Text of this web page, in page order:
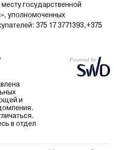
государственной
уполномоченных
375 17 3771393,+375
и
в отдел